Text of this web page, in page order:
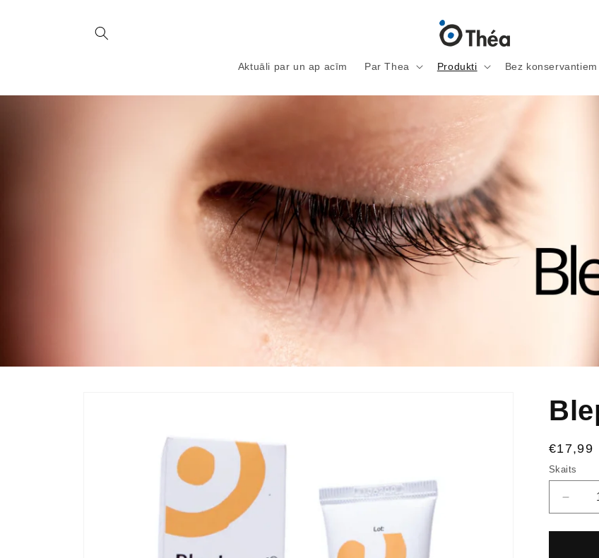
Aktuāli par un ap acīm Par Thea Produkti Bez konservantiem
€17,99
Skaits